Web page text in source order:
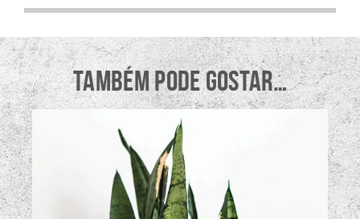
TAMBÉM PODE GOSTAR…